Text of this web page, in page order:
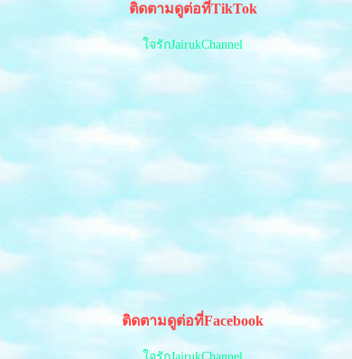
ติดตามดูต่อที่TikTok
จรักJairukChannel
ติดตามดูต่อที่Facebook